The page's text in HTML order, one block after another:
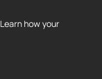
Learn how your